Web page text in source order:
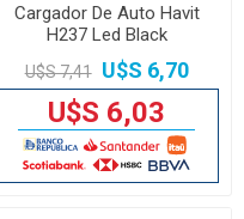
Cargador De Auto Havit
H237 Led Black
U$S 7,41 U$S 6,70
U$S 6,03